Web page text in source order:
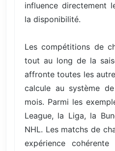
influence directement
la disponibilité.
Les compétitions de
tout au long de la
affronte toutes les
calcule au système
mois. Parmi les
League, la Liga, la
NHL. Les matchs de
expérience